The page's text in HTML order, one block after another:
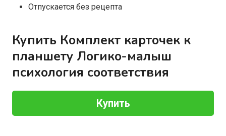
Отпускается без рецепта
Купить Комплект карточек к
планшету Логико-малыш
психология соответствия
Купить